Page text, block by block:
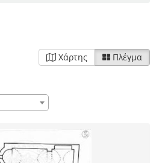
Χάρτης Πλέγμα